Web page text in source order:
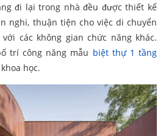
đi lại trong nhà đều được thiết kế
nghi, thuận tiện cho việc di chuyển
các không gian chức năng khác.
trí công năng mẫu biệt thự 1 tầng
học.